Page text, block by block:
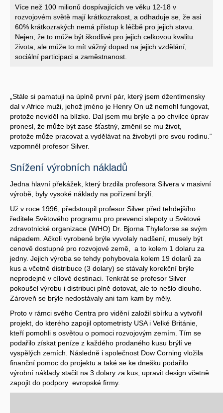
Více než 100 milionů dospívajících ve věku 12-18 v
rozvojovém světě mají krátkozrakost, a odhaduje se, že asi
60% krátkozrakých nemá přístup k léčbě pro jejich stavu.
Nejen, že to může být škodlivé pro jejich celkovou kvalitu
života, ale může to mít vážný dopad na jejich vzdělání,
sociální participaci a zaměstnanost.
„Stále si pamatuji na úplně první pár, který jsem džentlmensky
dal v Africe muži, jehož jméno je Henry On už nemohl fungovat,
protože neviděl na blízko. Dal jsem mu brýle a po chvilce úprav
pronesl, že může být zase šťastný, změnil se mu život,
protože může pracovat a vydělávat na živobytí pro svou rodinu.“
vzpomněl profesor Silver.
Snížení výrobních nákladů
Jedna hlavní překážek, který brzdila profesora Silvera v masivní
výrobě, byly vysoké náklady na pořízení brýlí.
Už v roce 1996, předstoupil profesor Silver před tehdejšího
ředitele Světového programu pro prevenci slepoty u Světové
zdravotnické organizace (WHO) Dr. Bjorna Thyleforse se svým
nápadem. Ačkoli vyrobené brýle vyvolaly nadšení, musely být
cenově dostupné pro rozvojové země, a to kolem 1 dolaru za
jedny. Jejich výroba se tehdy pohybovala kolem 19 dolarů za
kus a včetně distribuce (3 dolary) se stávaly korekční brýle
neprodejné v cílové destinaci. Tenkrát se profesor Silver
pokoušel výrobu i distribuci plně dotovat, ale to nešlo dlouho.
Zároveň se brýle nedostávaly ani tam kam by měly.
Proto v rámci svého Centra pro vidění založil sbírku a vytvořil
projekt, do kterého zapojil optometristy USA i Velké Británie,
kteří pomohli s osvětou o pomoci rozvojovým zemím. Tím se
podařilo získat peníze z každého prodaného kusu brýlí ve
vyspělých zemích. Následně i společnost Dow Corning vložila
finanční pomoc do projektu a také se ke dnešku podařilo
výrobní náklady stačit na 3 dolary za kus, upravit design včetně
zapojit do podpory evropské firmy.